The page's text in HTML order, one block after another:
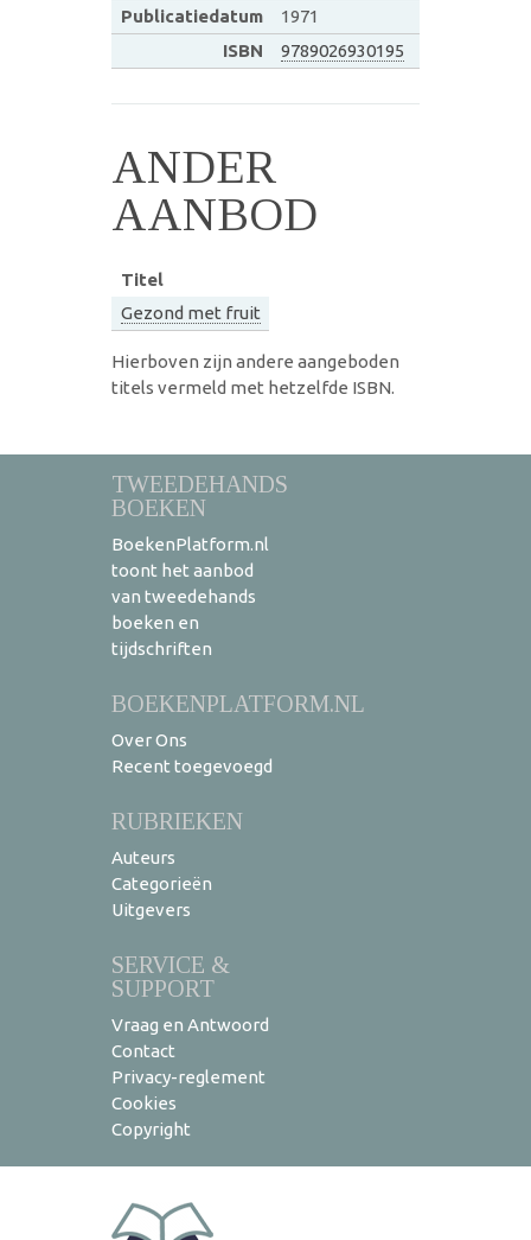
Publicatiedatum
1971
ISBN
9789026930195
ANDER
AANBOD
Titel
Gezond met fruit
Hierboven zijn andere aangeboden
titels vermeld met hetzelfde ISBN.
TWEEDEHANDS
BOEKEN
BoekenPlatform.nl
toont het aanbod
van tweedehands
boeken en
tijdschriften
BOEKENPLATFORM.NL
Over Ons
Recent toegevoegd
RUBRIEKEN
Auteurs
Categorieën
Uitgevers
SERVICE &
SUPPORT
Vraag en Antwoord
Contact
Privacy-reglement
Cookies
Copyright